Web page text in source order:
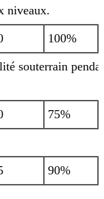
niveaux.
100%
souterrain
75%
90%